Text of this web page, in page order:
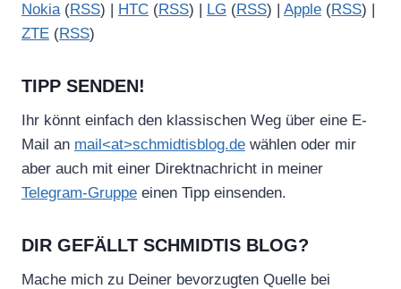
Nokia(RSS) | HTC (RSS) | LG (RSS) | Apple (RSS) |
ZTE (RSS)
TIPP SENDEN!
Ihr könnt einfach den klassischen Weg über eine E-
Mail an mail<at>schmidtisblog.de wählen oder mir
aber auch mit einer Direktnachricht in meiner
Telegram-Gruppe einen Tipp einsenden.
DIR GEFÄLLT SCHMIDTIS BLOG?
Mache mich zu Deiner bevorzugten Quelle bei